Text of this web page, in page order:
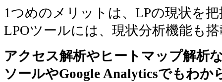
1つめのメリットは、LPの現状を
LPOツールには、現状分析機能も
アクセス解析やヒートマップ解析
ソールやGoogle Analyticsでもわか